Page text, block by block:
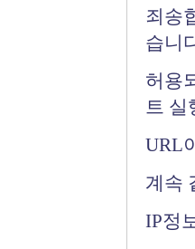
죄송
습니
허용
트 실
URL
계속
IP정